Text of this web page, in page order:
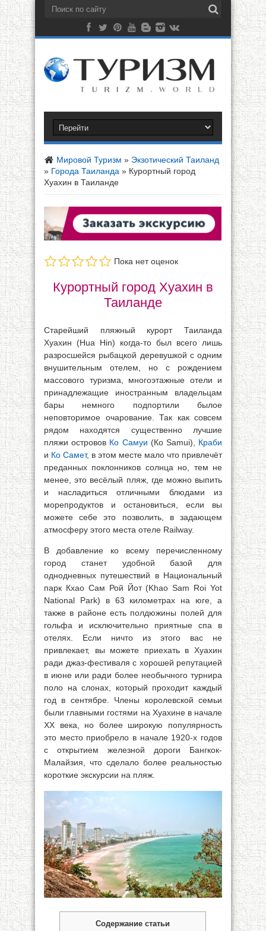
Мировой Туризм » Экзотический Таиланд
» Города Таиланда » Курортный город
Хуахин в Таиланде
Пока нет оценок
Курортный город Хуахин в
Таиланде
Старейший пляжный курорт Таиланда
Хуахин (Hua Hin) когда-то был всего лишь
разросшейся рыбацкой деревушкой с одним
внушительным отелем, но с рождением
массового туризма, многоэтажные отели и
принадлежащие иностранным владельцам
бары немного подпортили былое
неповторимое очарование. Так как совсем
рядом находятся существенно лучшие
пляжи островов Ко Самуи (Ко Samui), Краби
и Ко Самет, в этом месте мало что привлечёт
преданных поклонников солнца но, тем не
менее, это весёлый пляж, где можно выпить
и насладиться отличными блюдами из
морепродуктов и остановиться, если вы
можете себе это позволить, в задающем
атмосферу этого места отеле Railway.
В добавление ко всему перечисленному
город станет удобной базой для
однодневных путешествий в Национальный
парк Кхао Сам Рой Йот (Khao Sam Roi Yot
National Park) в 63 километрах на юге, а
также в районе есть полдюжины полей для
гольфа и исключительно приятные спа в
отелях. Если ничто из этого вас не
привлекает, вы можете приехать в Хуахин
ради джаз-фестиваля с хорошей репутацией
в июне или ради более необычного турнира
поло на слонах, который проходит каждый
год в сентябре. Члены королевской семьи
были главными гостями на Хуахине в начале
XX века, но более широкую популярность
это место приобрело в начале 1920-х годов
с открытием железной дороги Бангкок-
Малайзия, что сделало более реальностью
короткие экскурсии на пляж.
Содержание статьи